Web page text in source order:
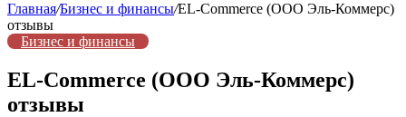
Главная/Бизнес и финансы/EL-Commerce (ООО Эль-Коммерс)
отзывы
Бизнес и финансы
EL-Commerce (ООО Эль-Коммерс)
отзывы